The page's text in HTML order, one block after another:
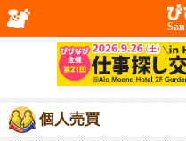
個人売買